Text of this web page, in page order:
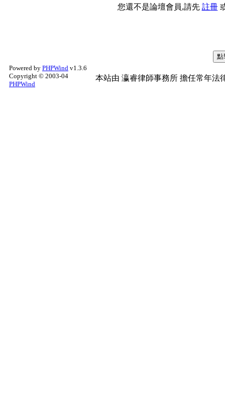
您還不是論壇會員,請先 註冊
Powered by PHPWind v1.3.6
Copyright © 2003-04
PHPWind
本站由 瀛睿律師事務所 擔任常年法